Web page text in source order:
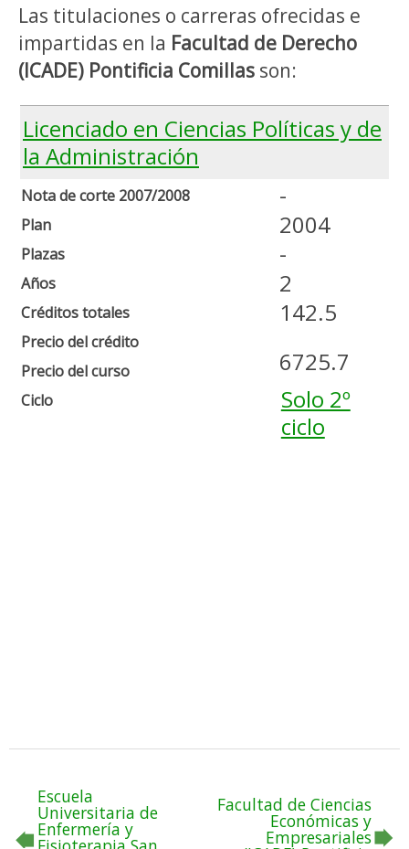
Las titulaciones o carreras ofrecidas e
impartidas en la Facultad de Derecho
(ICADE) Pontificia Comillas son:
Licenciado en Ciencias Políticas y de
la Administración
Nota de corte 2007/2008
Plan
Plazas
Años
Créditos totales
Precio del crédito
Precio del curso
Ciclo
-
2004
-
2
142.5
6725.7
Solo 2º
ciclo
Escuela
Universitaria de
Enfermería y
Facultad de Ciencias
Económicas y
Empresariales